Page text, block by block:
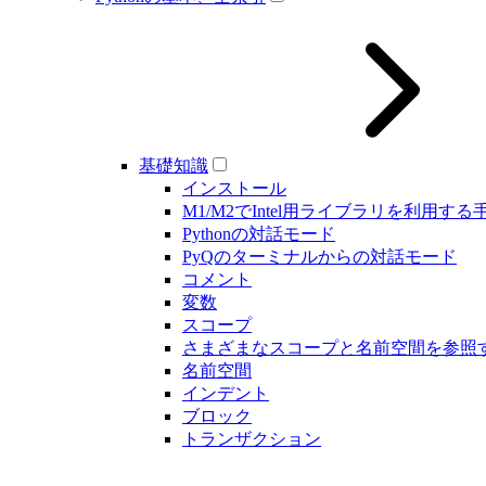
基礎知識
インストール
M1/M2でIntel用ライブラリを利用する
Pythonの対話モード
PyQのターミナルからの対話モード
コメント
変数
スコープ
さまざまなスコープと名前空間を参照
名前空間
インデント
ブロック
トランザクション